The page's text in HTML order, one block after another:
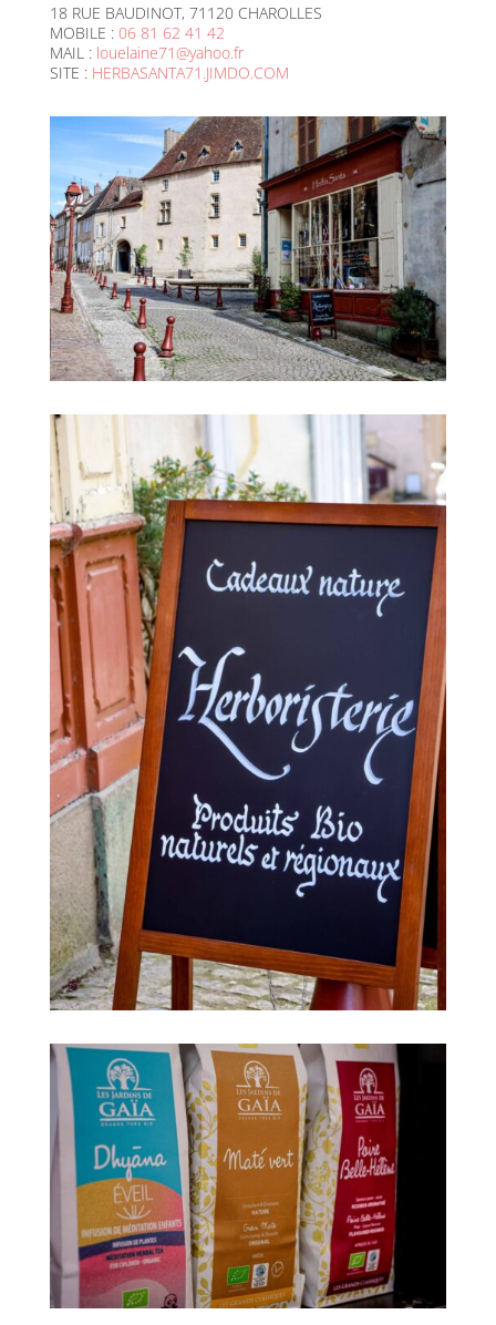
18 RUE BAUDINOT, 71120 CHAROLLES
MOBILE : 06 81 62 41 42
MAIL : louelaine71@yahoo.fr
SITE : HERBASANTA71.JIMDO.COM